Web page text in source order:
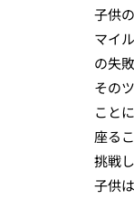
子供
マイ
の失
その
こと
座る
挑戦
子供